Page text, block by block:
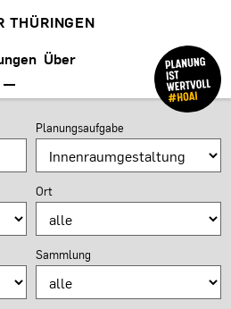
THÜRINGEN
Über
Planungsaufgabe
Ort
Sammlung